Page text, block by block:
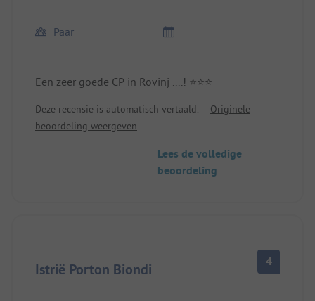
Paar
Een zeer goede CP in Rovinj ....! ⭐️⭐️⭐️
Deze recensie is automatisch vertaald.
Originele
beoordeling weergeven
Lees de volledige
beoordeling
Istrië Porton Biondi 4